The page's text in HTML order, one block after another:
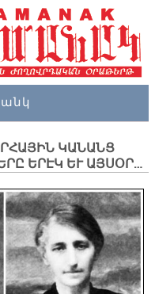
ԿԱՆԱՆՑ
ԵՐԷԿ ԵՒ ԱՅՍՕՐ…